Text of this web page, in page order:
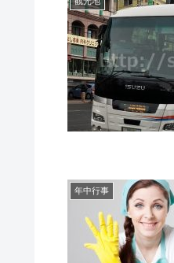
年中行事